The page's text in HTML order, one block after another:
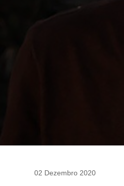
02 Dezembro 2020